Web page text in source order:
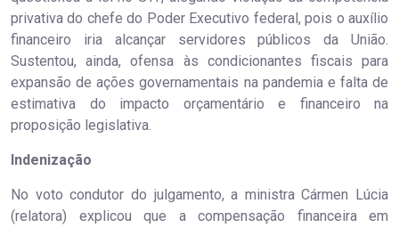
privativa do chefe do Poder Executivo federal, pois o auxílio
financeiro iria alcançar servidores públicos da União.
Sustentou, ainda, ofensa às condicionantes fiscais para
expansão de ações governamentais na pandemia e falta de
estimativa do impacto orçamentário e financeiro na
proposição legislativa.
Indenização
No voto condutor do julgamento, a ministra Cármen Lúcia
(relatora) explicou que a compensação financeira em